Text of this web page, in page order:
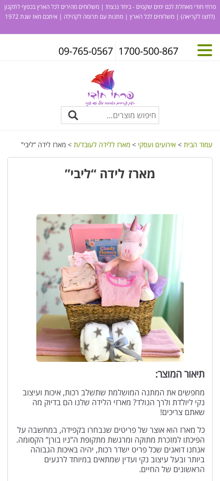
פרחי חודי מאחלת לכם ימים שקטים - ביחד ננצח! | משלוחים מהירים לכל הארץ בכפוף לתקנון
(לחצו לקריאה) | משלוחים לכל הארץ | מתנות עם תרומה לקהילה | איתכם מאז שנת 1972
1700-500-867
09-765-0567
עמוד הבית > אירועים ועסקי > מארז ללידה לעובד/ת > מארז לידה “ליבי”
מארז לידה “ליבי”
תיאור המוצר:
מחפשים את המתנה המושלמת שתשלב רכות, איכות ועיצוב
נקי ליולדת ולרך הנולד? מארזי הלידה שלנו הם בדיוק מה
שאתם צריכים!
כל מארז הוא אוצר של פריטים שנבחרו בקפידה, במחשבה על
הפיכתו למזכרת מתוקה ומרגשת מתקופת ה”ניו בורן” הקסומה.
אנחנו דואגים שכל פריט ישדר רכות, יהיה באיכות הגבוהה
ביותר ובעל עיצוב נקי ועדין שמתאים במיוחד לרגעים
הראשונים של החיים.